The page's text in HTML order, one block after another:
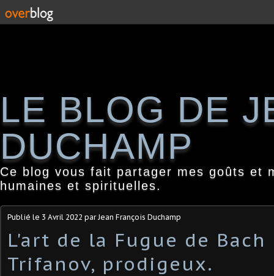
LE BLOG DE
DUCHAMP
Ce blog vous fait partager mes goûts et
humaines et spirituelles.
Publié le 3 Avril 2022 par Jean François Duchamp
L'art de la Fugue de Bach
Trifanov, prodigeux.